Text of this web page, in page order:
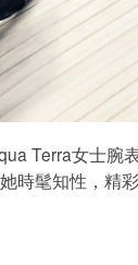
Terra女士腕
髦知性，精